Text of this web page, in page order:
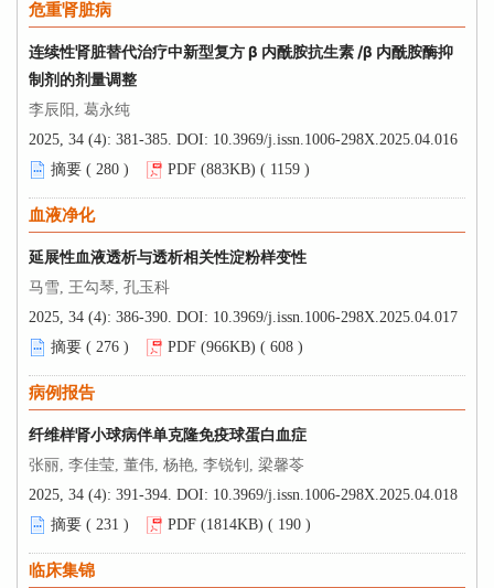
危重肾脏病
连续性肾脏替代治疗中新型复方 β 内酰胺抗生素 /β 内酰胺酶抑
制剂的剂量调整
李辰阳, 葛永纯
2025, 34 (4): 381-385. DOI: 10.3969/j.issn.1006-298X.2025.04.016
摘要 ( 280 ) PDF (883KB) ( 1159 )
血液净化
延展性血液透析与透析相关性淀粉样变性
马雪, 王勾琴, 孔玉科
2025, 34 (4): 386-390. DOI: 10.3969/j.issn.1006-298X.2025.04.017
摘要 ( 276 ) PDF (966KB) ( 608 )
病例报告
纤维样肾小球病伴单克隆免疫球蛋白血症
张丽, 李佳莹, 董伟, 杨艳, 李锐钊, 梁馨苓
2025, 34 (4): 391-394. DOI: 10.3969/j.issn.1006-298X.2025.04.018
摘要 ( 231 ) PDF (1814KB) ( 190 )
临床集锦